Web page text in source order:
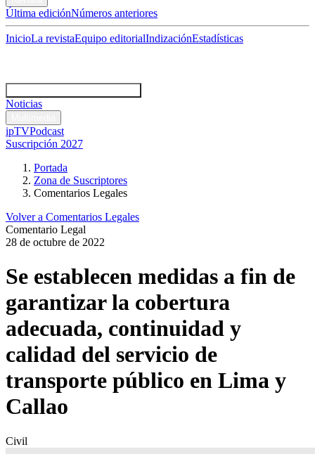
Última ediciónNúmeros anteriores
InicioLa revistaEquipo editorialIndizaciónEstadísticas
Noticias
ipTVPodcast
Suscripción 2027
Portada
Zona de Suscriptores
Comentarios Legales
Volver a Comentarios Legales
Comentario Legal
28 de octubre de 2022
Se establecen medidas a fin de
garantizar la cobertura
adecuada, continuidad y
calidad del servicio de
transporte público en Lima y
Callao
Civil